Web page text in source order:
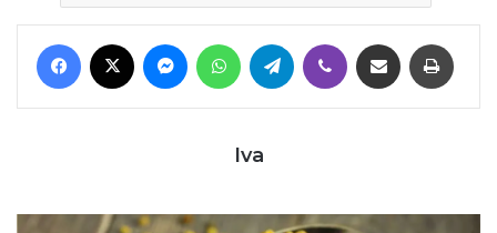
Facebook MessengerWhatsAppTelegram Viber Podijeli putem E-maila
Iva